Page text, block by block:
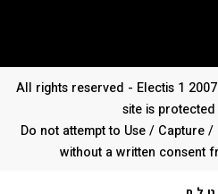
All rights reserved - Electis 1
site is
Do not attempt to Use / Capture
without a written consent